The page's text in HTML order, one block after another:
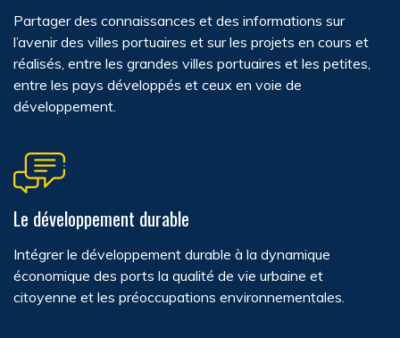
Partager des connaissances et des informations sur
l’avenir des villes portuaires et sur les projets en cours et
réalisés, entre les grandes villes portuaires et les petites,
entre les pays développés et ceux en voie de
développement.
Le développement durable
Intégrer le développement durable à la dynamique
économique des ports la qualité de vie urbaine et
citoyenne et les préoccupations environnementales.